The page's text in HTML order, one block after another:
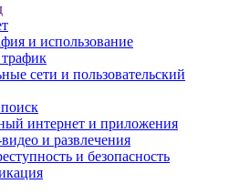
и использование
сети и пользовательский
интернет и приложения
и развлечения
и безопасность